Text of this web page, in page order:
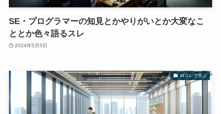
SE・プログラマーの知見とかやりがいとか大変なこ
ととか色々語るスレ
2024年5月5日
AIスレで学ぶ